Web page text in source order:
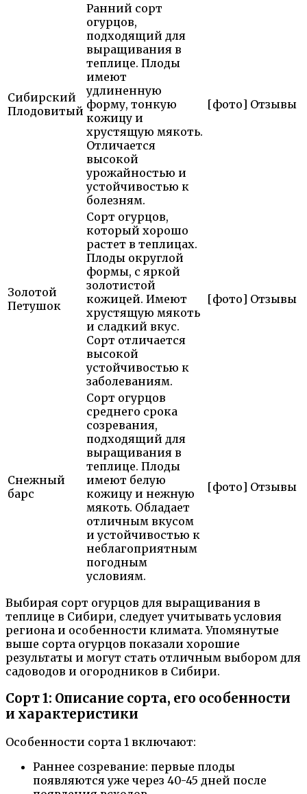
Сибирский
Плодовитый
Ранний сорт
огурцов,
подходящий для
выращивания в
теплице. Плоды
имеют
удлиненную
форму, тонкую
кожицу и
хрустящую мякоть.
Отличается
высокой
урожайностью и
устойчивостью к
болезням.
[фото] Отзывы
Золотой
Петушок
Сорт огурцов,
который хорошо
растет в теплицах.
Плоды округлой
формы, с яркой
золотистой
кожицей. Имеют
хрустящую мякоть
и сладкий вкус.
Сорт отличается
высокой
устойчивостью к
заболеваниям.
[фото] Отзывы
Снежный
барс
Сорт огурцов
среднего срока
созревания,
подходящий для
выращивания в
теплице. Плоды
имеют белую
кожицу и нежную
мякоть. Обладает
отличным вкусом
и устойчивостью к
неблагоприятным
погодным
условиям.
[фото] Отзывы
Выбирая сорт огурцов для выращивания в
теплице в Сибири, следует учитывать условия
региона и особенности климата. Упомянутые
выше сорта огурцов показали хорошие
результаты и могут стать отличным выбором для
садоводов и огородников в Сибири.
Сорт 1: Описание сорта, его особенности
и характеристики
Особенности сорта 1 включают:
Раннее созревание: первые плоды
появляются уже через 40-45 дней после